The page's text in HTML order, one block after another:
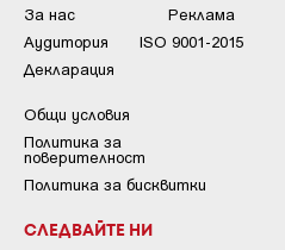
За нас
Реклама
Аудитория
ISO 9001-2015
Декларация
Общи условия
Пoлитикa зa
пoвepитeлнocт
Политика за бисквитки
СЛЕДВАЙТЕ НИ